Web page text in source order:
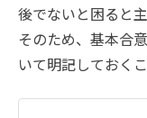
後でないと困ると
そのため、基本合
いて明記しておく